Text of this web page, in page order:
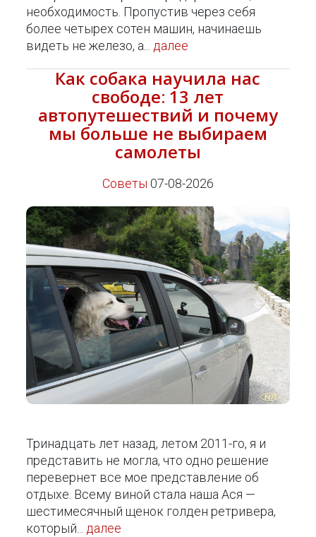
необходимость. Пропустив через себя
более четырех сотен машин, начинаешь
видеть не железо, а... далее
Как собака научила нас
свободе: 13 лет
автопутешествий и почему
мы больше не выбираем
самолеты
Советы 07-08-2026
Тринадцать лет назад, летом 2011-го, я и
представить не могла, что одно решение
перевернет все мое представление об
отдыхе. Всему виной стала наша Ася —
шестимесячный щенок голден ретривера,
который...далее